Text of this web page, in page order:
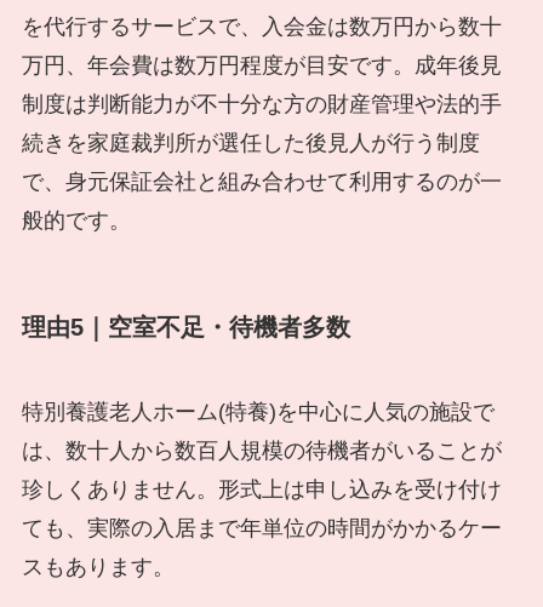
を代行するサービスで、入会金は数万円から数十
万円、年会費は数万円程度が目安です。成年後見
制度は判断能力が不十分な方の財産管理や法的手
続きを家庭裁判所が選任した後見人が行う制度
で、身元保証会社と組み合わせて利用するのが一
般的です。
理由5｜空室不足・待機者多数
特別養護老人ホーム(特養)を中心に人気の施設で
は、数十人から数百人規模の待機者がいることが
珍しくありません。形式上は申し込みを受け付け
ても、実際の入居まで年単位の時間がかかるケー
スもあります。